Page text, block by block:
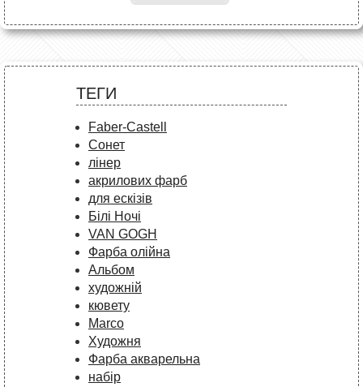
ТЕГИ
Faber-Castell
Сонет
лінер
акрилових фарб
для ескізів
Білі Ночі
VAN GOGH
Фарба олійна
Альбом
художній
кювету
Marco
Художня
Фарба акварельна
набір